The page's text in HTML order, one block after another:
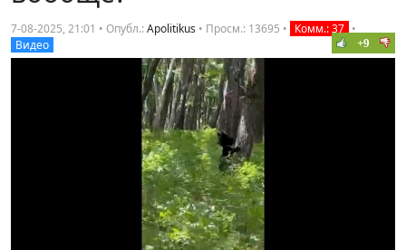
7-08-2025, 21:01 • Опубл.:Apolitikus • Просм.: 13695 • Комм.: 37 •
Видео
+9